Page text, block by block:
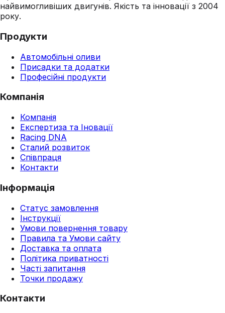
найвимогливіших двигунів. Якість та інновації з 2004
року.
Продукти
Автомобільні оливи
Присадки та додатки
Професійні продукти
Компанія
Компанія
Експертиза та Іновації
Racing DNA
Сталий розвиток
Співпраця
Контакти
Інформація
Статус замовлення
Інструкції
Умови повернення товару
Правила та Умови сайту
Доставка та оплата
Політика приватності
Часті запитання
Точки продажу
Контакти